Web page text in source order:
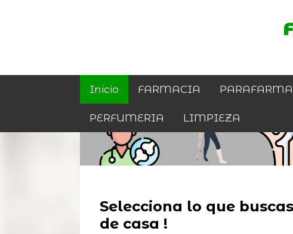
Inicio FARMACIA
PERFUMERIA LIMPIEZA
Selecciona lo que
de casa !